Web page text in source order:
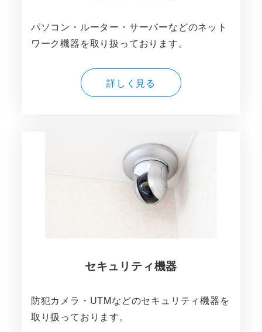
パソコン・ルーター・サーバーなどのネット
ワーク機器を取り扱っております。
詳しく見る
セキュリティ機器
防犯カメラ・UTMなどのセキュリティ機器を
取り扱っております。